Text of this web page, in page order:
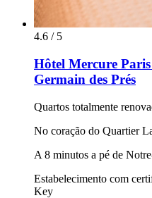
4.6 / 5
Hôtel Mercure
Germain des Prés
Quartos totalmente
No coração do Quartier
A 8 minutos a pé de
Estabelecimento com
Key